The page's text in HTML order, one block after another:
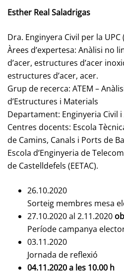
Esther Real Saladrigas
Dra. Enginyera Civil per la UPC
Àrees d’expertesa: Anàlisi no
d’acer, estructures d’acer
estructures d’acer, acer.
Grup de recerca: ATEM –
d’Estructures i Materials
Departament: Enginyeria Civil
Centres docents: Escola
de Camins, Canals i Ports de
Escola d’Enginyeria de
de Castelldefels (EETAC).
26.10.2020
Sorteig membres mesa
27.10.2020 al 2.11.2020
Període campanya
03.11.2020
Jornada de reflexió
04.11.2020 a les 10.00 h